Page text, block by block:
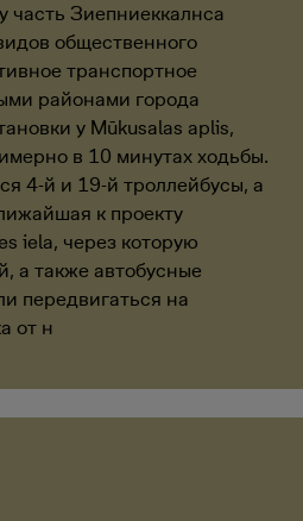
часть Зиепниеккалнса
общественного
транспортное
районами города
у Mūkusalas aplis,
в 10 минутах ходьбы.
4-й и 19-й троллейбусы, а
к проекту
iela, через которую
а также автобусные
передвигаться на
от н